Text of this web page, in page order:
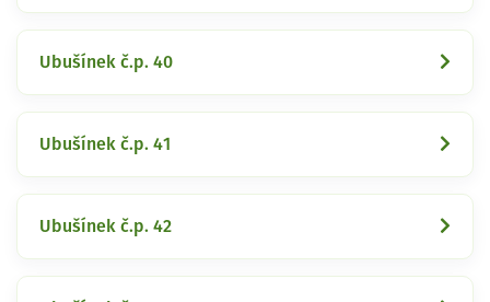
Ubušínek č.p. 40
Ubušínek č.p. 41
Ubušínek č.p. 42